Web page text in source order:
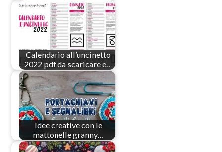
Calendario all’uncinetto
2022 pdf da scaricare e…
Idee creative con le
mattonelle granny…